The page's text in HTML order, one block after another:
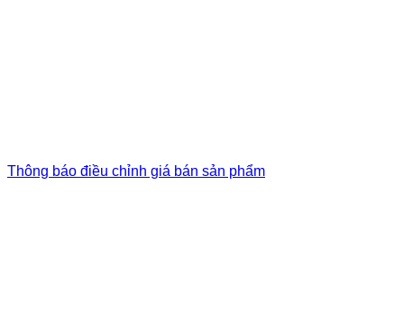
Thông báo điều chỉnh giá bán sản phẩm